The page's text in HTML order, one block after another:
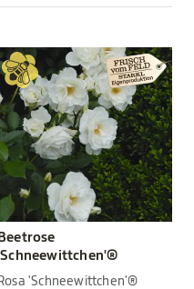
Beetrose
Rosa 'Schneewittchen'®